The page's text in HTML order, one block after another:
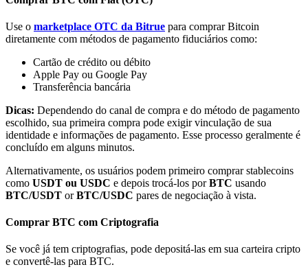
Parceiros Bitrue
Afiliados Bitrue
Até 65% de comissões!
Use o marketplace OTC da Bitrue para comprar Bitcoin
diretamente com métodos de pagamento fiduciários como:
Cartão de crédito ou débito
Apple Pay ou Google Pay
Transferência bancária
Dicas: Dependendo do canal de compra e do método de pagamento
escolhido, sua primeira compra pode exigir vinculação de sua
identidade e informações de pagamento. Esse processo geralmente é
concluído em alguns minutos.
Alternativamente, os usuários podem primeiro comprar stablecoins
como USDT ou USDC e depois trocá-los porBTC usando
BTC/USDT orBTC/USDC pares de negociação à vista.
Comprar BTC com Criptografia
Se você já tem criptografias, pode depositá-las em sua carteira cripto
e convertê-las para BTC.